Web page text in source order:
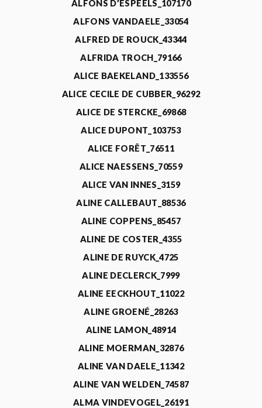
ALFONS D’ESPEELS_107170
ALFONS VANDAELE_33054
ALFRED DE ROUCK_43344
ALFRIDA TROCH_79166
ALICE BAEKELAND_133556
ALICE CECILE DE CUBBER_96292
ALICE DE STERCKE_69868
ALICE DUPONT_103753
ALICE FORÊT_76511
ALICE NAESSENS_70559
ALICE VAN INNES_3159
ALINE CALLEBAUT_88536
ALINE COPPENS_85457
ALINE DE COSTER_4355
ALINE DE RUYCK_4725
ALINE DECLERCK_7999
ALINE EECKHOUT_11022
ALINE GROENÉ_28263
ALINE LAMON_48914
ALINE MOERMAN_32876
ALINE VAN DAELE_11342
ALINE VAN WELDEN_74587
ALMA VINDEVOGEL_26191